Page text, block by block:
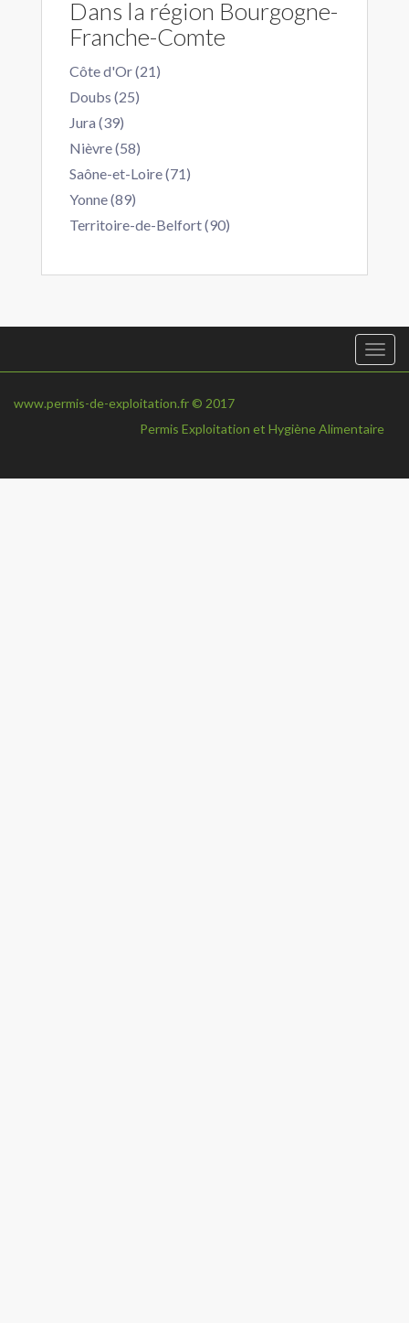
Dans la région Bourgogne-
Franche-Comte
Côte d'Or (21)
Doubs (25)
Jura (39)
Nièvre (58)
Saône-et-Loire (71)
Yonne (89)
Territoire-de-Belfort (90)
www.permis-de-exploitation.fr © 2017
Permis Exploitation et Hygiène Alimentaire